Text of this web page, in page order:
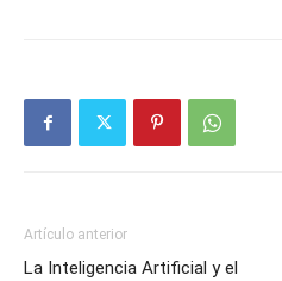
Artículo anterior
La Inteligencia Artificial y el